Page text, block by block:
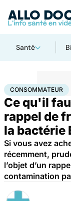
Santé
AccueilSanté
CONSOMMATEUR
Ce qu'il
rappel de
la bactérie
Si vous avez
récemment,
l’objet d’un
contamination